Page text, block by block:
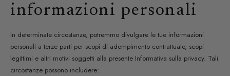
informazioni personali
In determinate circostanze, potremmo divulgare le tue informazioni
personali a terze parti per scopi di adempimento contrattuale, scopi
legittimi e altri motivi soggetti alla presente Informativa sulla privacy. Tali
circostanze possono includere: